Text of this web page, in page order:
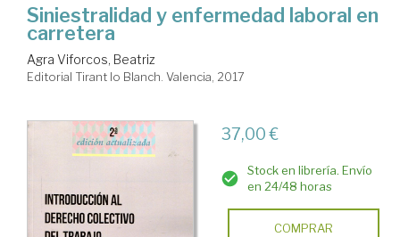
Siniestralidad y enfermedad laboral en
carretera
Agra Viforcos, Beatriz
Editorial Tirant lo Blanch. Valencia, 2017
37,00 €
Stock en librería. Envío
en 24/48 horas
COMPRAR